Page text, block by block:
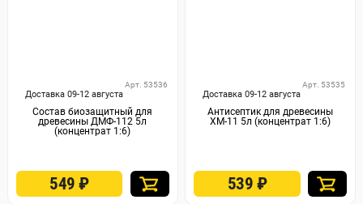
Доставка 09-12 августа
Арт. 53536
Состав биозащитный для
древесины ДМФ-112 5л
(концентрат 1:6)
549₽
Доставка 09-12 августа
Арт. 53535
Антисептик для древесины
ХМ-11 5л (концентрат 1:6)
539 ₽